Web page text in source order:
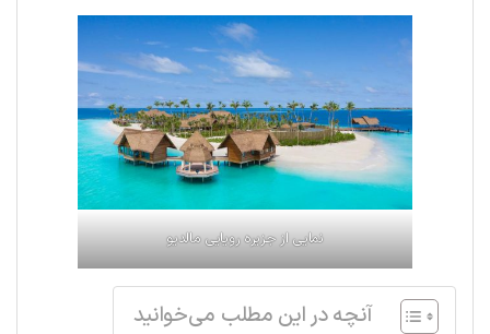
نمایی از جزیره رویایی مالدیو
آنچه در این مطلب می‌خوانید